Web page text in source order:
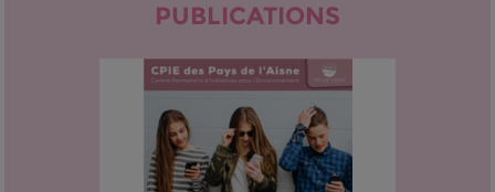
PUBLICATIONS